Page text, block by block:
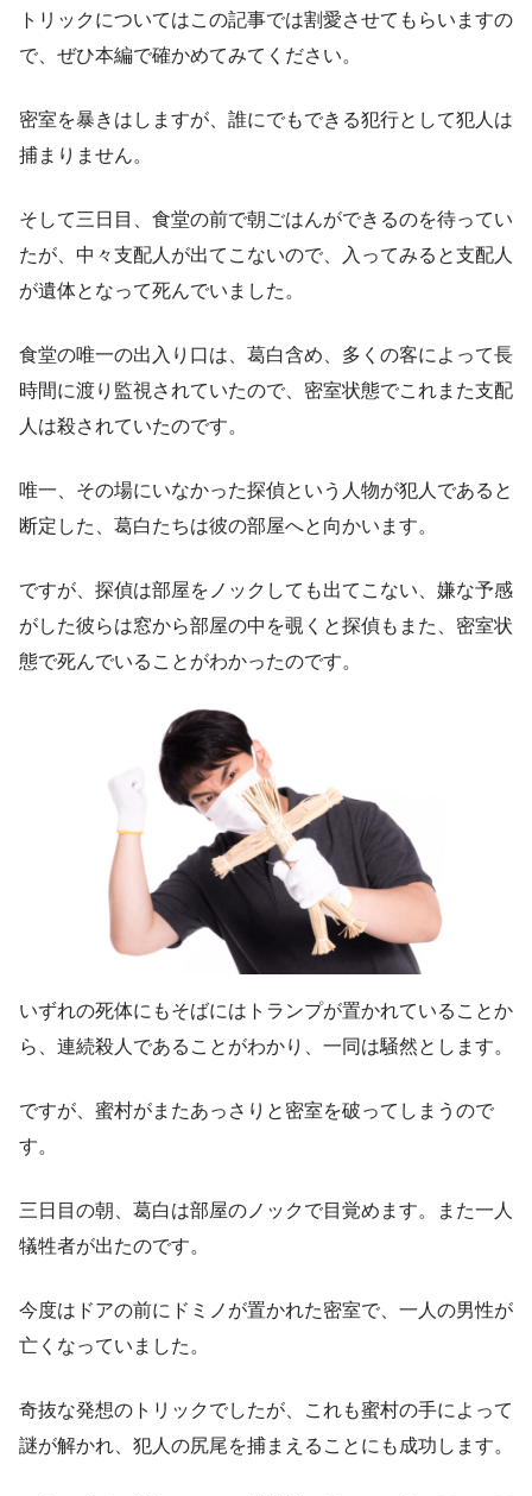
トリックについてはこの記事では割愛させてもらいますの
で、ぜひ本編で確かめてみてください。
密室を暴きはしますが、誰にでもできる犯行として犯人は
捕まりません。
そして三日目、食堂の前で朝ごはんができるのを待ってい
たが、中々支配人が出てこないので、入ってみると支配人
が遺体となって死んでいました。
食堂の唯一の出入り口は、葛白含め、多くの客によって長
時間に渡り監視されていたので、密室状態でこれまた支配
人は殺されていたのです。
唯一、その場にいなかった探偵という人物が犯人であると
断定した、葛白たちは彼の部屋へと向かいます。
ですが、探偵は部屋をノックしても出てこない、嫌な予感
がした彼らは窓から部屋の中を覗くと探偵もまた、密室状
態で死んでいることがわかったのです。
いずれの死体にもそばにはトランプが置かれていることか
ら、連続殺人であることがわかり、一同は騒然とします。
ですが、蜜村がまたあっさりと密室を破ってしまうので
す。
三日目の朝、葛白は部屋のノックで目覚めます。また一人
犠牲者が出たのです。
今度はドアの前にドミノが置かれた密室で、一人の男性が
亡くなっていました。
奇抜な発想のトリックでしたが、これも蜜村の手によって
謎が解かれ、犯人の尻尾を捕まえることにも成功します。